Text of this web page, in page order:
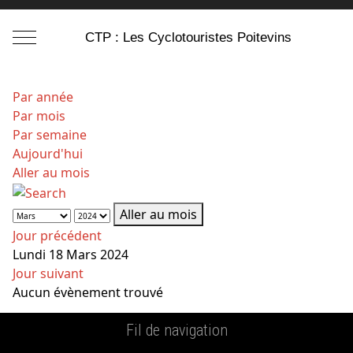
Mobile Menu ToggleCTP : Les Cyclotouristes Poitevins
Par année
Par mois
Par semaine
Aujourd'hui
Aller au mois
Aller au mois
Jour précédent
Lundi 18 Mars 2024
Jour suivant
Aucun évènement trouvé
Fil de navigation